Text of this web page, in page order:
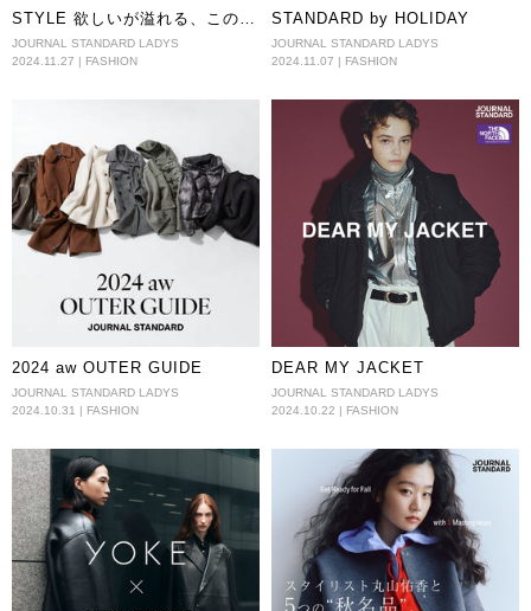
STYLE 欲しいが溢れる、この冬
史上おしゃれな１０スタイル。
JOURNAL STANDARD LADYS
2024.11.27 | FASHION
STANDARD by HOLIDAY
JOURNAL STANDARD LADYS
2024.11.07 | FASHION
2024 aw OUTER GUIDE
JOURNAL STANDARD LADYS
2024.10.31 | FASHION
DEAR MY JACKET
JOURNAL STANDARD LADYS
2024.10.22 | FASHION